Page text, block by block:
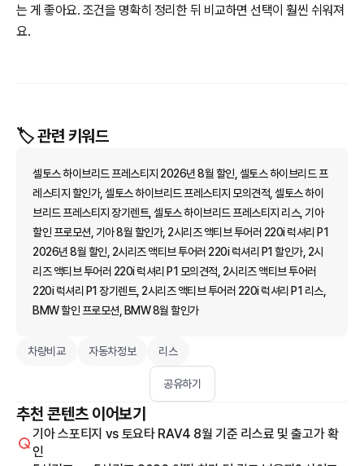
는 게 좋아요. 조건을 명확히 정리한 뒤 비교하면 선택이 훨씬 쉬워져
요.
🏷️ 관련 키워드
셀토스 하이브리드 프레스티지 2026년 8월 할인, 셀토스 하이브리드 프
레스티지 할인가, 셀토스 하이브리드 프레스티지 모의견적, 셀토스 하이
브리드 프레스티지 장기렌트, 셀토스 하이브리드 프레스티지 리스, 기아
할인 프로모션, 기아 8월 할인가, 2시리즈 액티브 투어러 220i 럭셔리 P1
2026년 8월 할인, 2시리즈 액티브 투어러 220i 럭셔리 P1 할인가, 2시
리즈 액티브 투어러 220i 럭셔리 P1 모의견적, 2시리즈 액티브 투어러
220i 럭셔리 P1 장기렌트, 2시리즈 액티브 투어러 220i 럭셔리 P1 리스,
BMW 할인 프로모션, BMW 8월 할인가
차량비교 자동차정보 리스
공유하기
추천 콘텐츠 이어보기
기아 스포티지 vs 토요타 RAV4 8월 기준 리스료 및 출고가 확
인